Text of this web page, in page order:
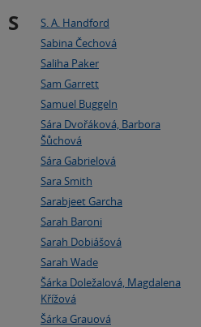
S S. A. Handford
Sabina Čechová
Saliha Paker
Sam Garrett
Samuel Buggeln
Sára Dvořáková, Barbora
Šůchová
Sára Gabrielová
Sara Smith
Sarabjeet Garcha
Sarah Baroni
Sarah Dobiášová
Sarah Wade
Šárka Doležalová, Magdalena
Křížová
Šárka Grauová